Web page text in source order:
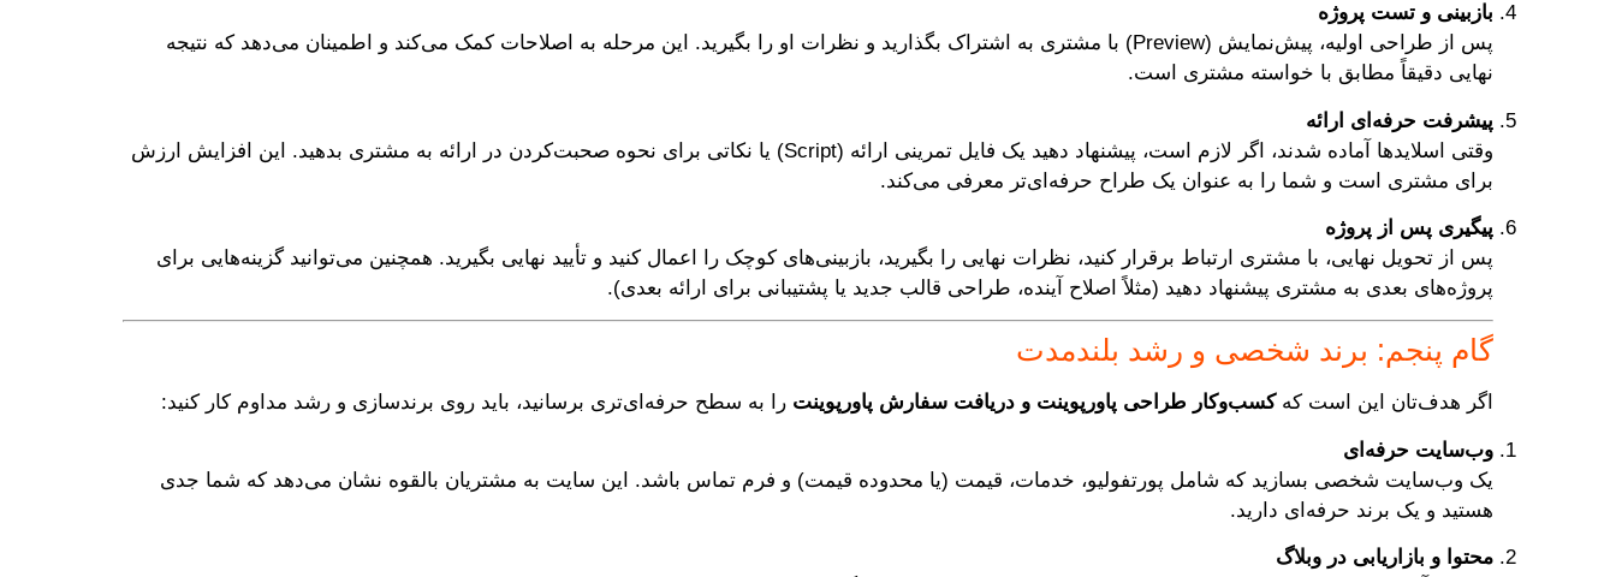
بازبینی و تست پروژه
پس از طراحی اولیه، پیش‌نمایش (Preview) با مشتری به اشتراک بگذارید و نظرات او را بگیرید. این مرحله به اصلاحات کمک می‌کند و اطمینان می‌دهد که نتیجه
نهایی دقیقاً مطابق با خواسته مشتری است.
پیشرفت حرفه‌ای ارائه
وقتی اسلایدها آماده شدند، اگر لازم است، پیشنهاد دهید یک فایل تمرینی ارائه (Script) یا نکاتی برای نحوه صحبت‌کردن در ارائه به مشتری بدهید. این افزایش ارزش
برای مشتری است و شما را به عنوان یک طراح حرفه‌ای‌تر معرفی می‌کند.
پیگیری پس از پروژه
پس از تحویل نهایی، با مشتری ارتباط برقرار کنید، نظرات نهایی را بگیرید، بازبینی‌های کوچک را اعمال کنید و تأیید نهایی بگیرید. همچنین می‌توانید گزینه‌هایی برای
پروژه‌های بعدی به مشتری پیشنهاد دهید (مثلاً اصلاح آینده، طراحی قالب جدید یا پشتیبانی برای ارائه بعدی).
گام پنجم: برند شخصی و رشد بلندمدت
اگر هدف‌تان این است کهکسب‌وکار طراحی پاورپوینت و دریافت سفارش پاورپوینت را به سطح حرفه‌ای‌تری برسانید، باید روی برندسازی و رشد مداوم کار کنید:
وب‌سایت حرفه‌ای
یک وب‌سایت شخصی بسازید که شامل پورتفولیو، خدمات، قیمت (یا محدوده قیمت) و فرم تماس باشد. این سایت به مشتریان بالقوه نشان می‌دهد که شما جدی
هستید و یک برند حرفه‌ای دارید.
محتوا و بازاریابی در وبلاگ